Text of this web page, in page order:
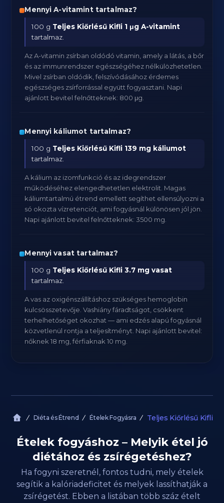
Mennyi A-vitamint tartalmaz?
100 g Teljes Kiőrlésű Kifli 1 μg A-vitamint
tartalmaz.
Az A-vitamin zsírban oldódó vitamin, amely a látás, a bőr
és az immunrendszer egészségéhez nélkülözhetetlen.
Mivel zsírban oldódik, felszívódásához érdemes
egészséges zsírforrással együtt fogyasztani. Napi
ajánlott bevitel felnőtteknek: 800 μg.
Mennyi káliumot tartalmaz?
100 g Teljes Kiőrlésű Kifli 139 mg káliumot
tartalmaz.
A kálium az izomfunkció és az idegrendszer
működéséhez elengedhetetlen elektrolit. Magas
káliumtartalmú étrend emellett segíthet ellensúlyozni a
só okozta vízretenciót, ami fogyásnál különösen jól jön.
Napi ajánlott bevitel felnőtteknek: 3500 mg.
Mennyi vasat tartalmaz?
100 g Teljes Kiőrlésű Kifli 3.7 mg vasat
tartalmaz.
A vas az oxigénszállításhoz szükséges hemoglobin
kulcsösszetevője. Vashiány fáradtságot, csökkent
terhelhetőséget okozhat — ami edzés alapú fogyásnál
közvetlenül rontja a teljesítményt. Napi ajánlott bevitel:
nőknek 18 mg, férfiaknak 10 mg.
Diéta és Étrend Ételek Fogyásra Teljes Kiőrlésű Kifli
Ételek fogyáshoz – Melyik étel jó
diétához és zsírégetéshez?
Ha fogyni szeretnél, fontos tudni, mely ételek
segítik a kalóriadeficitet és melyek lassíthatják a
zsírégetést. Ebben a listában több száz ételt